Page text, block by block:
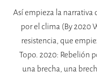
Así empieza la narrativa
por el clima (By 2020
resistencia, que
Topo. 2020: Rebelión
una brecha, una